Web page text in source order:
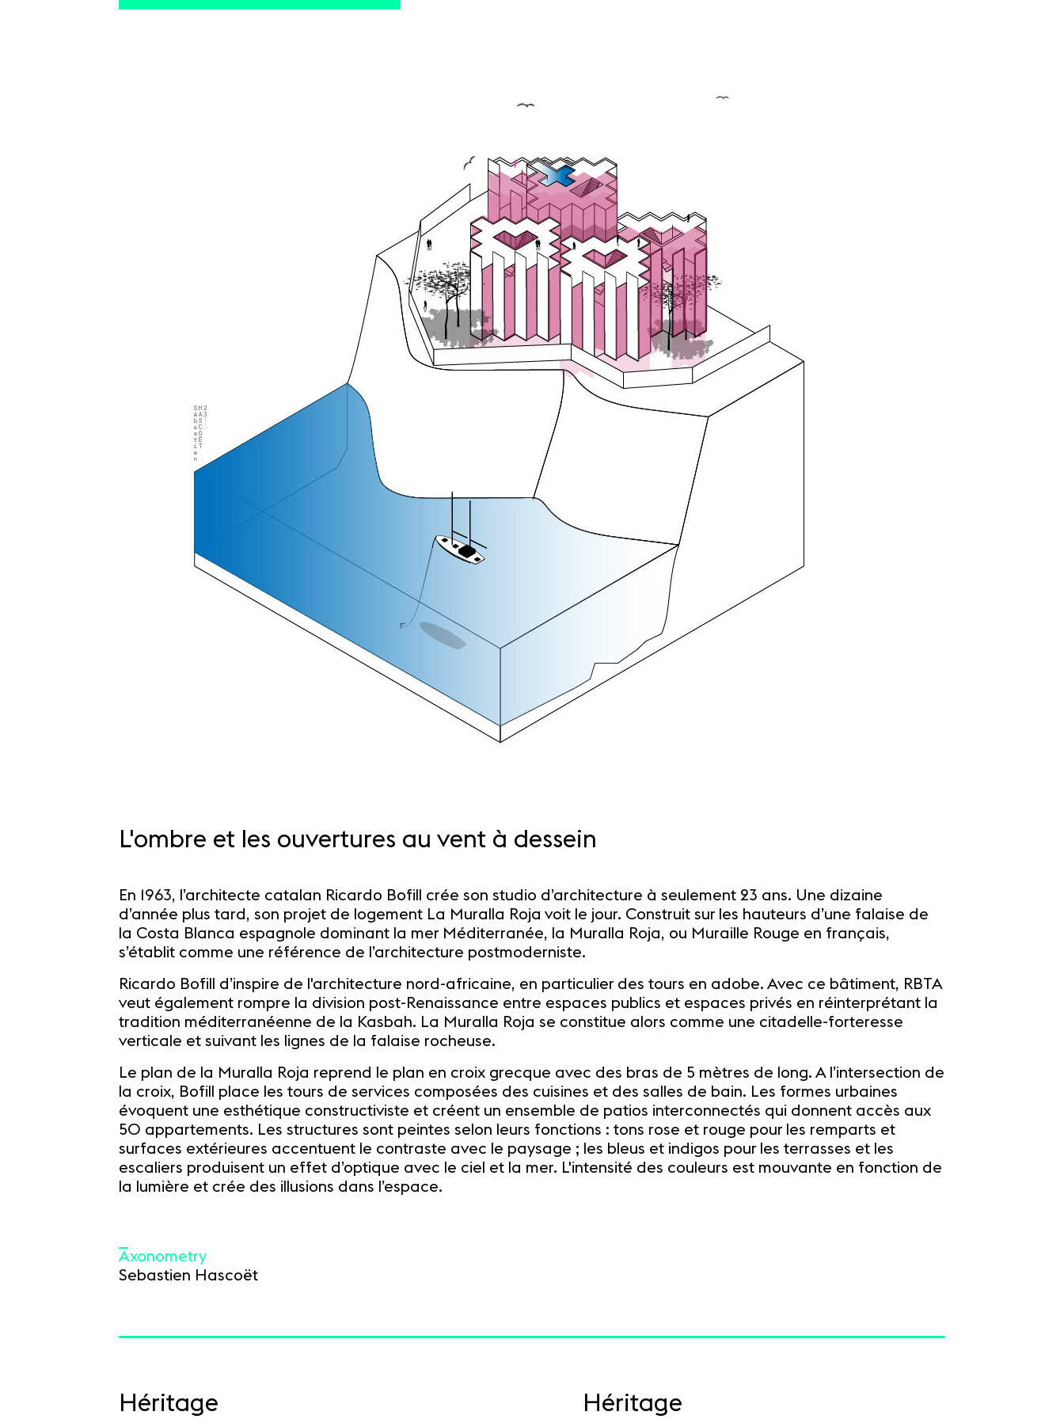
L'ombre et les ouvertures au vent à dessein
En 1963, l’architecte catalan Ricardo Bofill crée son studio d’architecture à seulement 23 ans. Une dizaine
d’année plus tard, son projet de logement La Muralla Roja voit le jour. Construit sur les hauteurs d’une falaise de
la Costa Blanca espagnole dominant la mer Méditerranée, la Muralla Roja, ou Muraille Rouge en français,
s’établit comme une référence de l’architecture postmoderniste.
Ricardo Bofill d’inspire de l'architecture nord-africaine, en particulier des tours en adobe. Avec ce bâtiment, RBTA
veut également rompre la division post-Renaissance entre espaces publics et espaces privés en réinterprétant la
tradition méditerranéenne de la Kasbah. La Muralla Roja se constitue alors comme une citadelle-forteresse
verticale et suivant les lignes de la falaise rocheuse.
Le plan de la Muralla Roja reprend le plan en croix grecque avec des bras de 5 mètres de long. A l’intersection de
la croix, Bofill place les tours de services composées des cuisines et des salles de bain. Les formes urbaines
évoquent une esthétique constructiviste et créent un ensemble de patios interconnectés qui donnent accès aux
50 appartements. Les structures sont peintes selon leurs fonctions : tons rose et rouge pour les remparts et
surfaces extérieures accentuent le contraste avec le paysage ; les bleus et indigos pour les terrasses et les
escaliers produisent un effet d’optique avec le ciel et la mer. L'intensité des couleurs est mouvante en fonction de
la lumière et crée des illusions dans l’espace.
Axonometry
Sebastien Hascoët
Héritage Héritage